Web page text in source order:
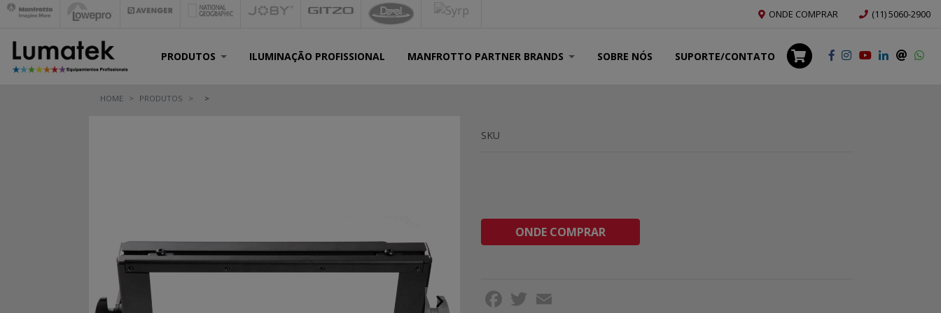
ONDE COMPRAR (11) 5060-2900
PRODUTOS ILUMINAÇÃO PROFISSIONAL MANFROTTO PARTNER BRANDS SOBRE NÓS SUPORTE/CONTATO
HOME PRODUTOS
SKU
ONDE COMPRAR
Facebook
Twitter